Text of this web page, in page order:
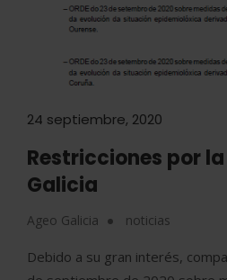
24 septiembre, 2020
Restricciones por la
Galicia
Ageo Galicia noticias
Debido a su gran interés,